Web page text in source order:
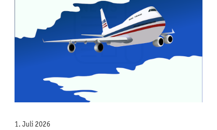
1. Juli 2026